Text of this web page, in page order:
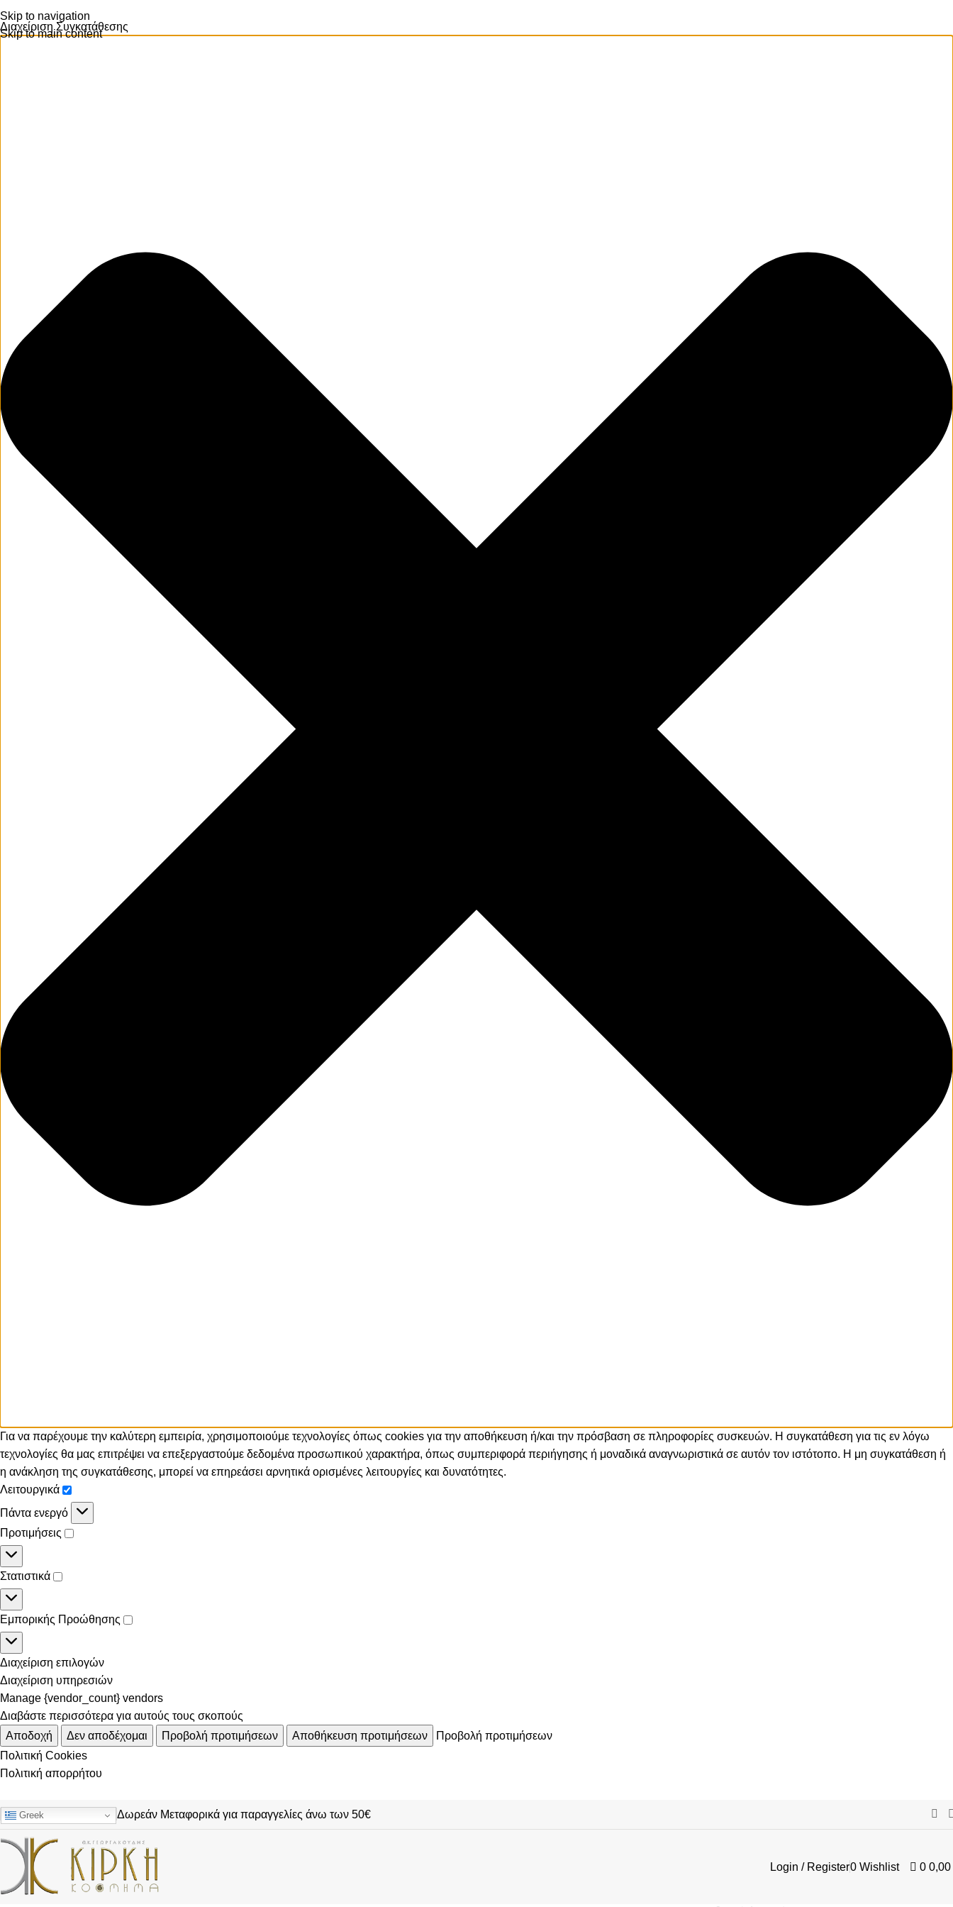
Διαχείριση Συγκατάθεσης
Για να παρέχουμε την καλύτερη εμπειρία, χρησιμοποιούμε τεχνολογίες όπως cookies για την αποθήκευση ή/και την πρόσβαση σε πληροφορίες συσκευών. Η συγκατάθεση για τις εν λόγω
τεχνολογίες θα μας επιτρέψει να επεξεργαστούμε δεδομένα προσωπικού χαρακτήρα, όπως συμπεριφορά περιήγησης ή μοναδικά αναγνωριστικά σε αυτόν τον ιστότοπο. Η μη συγκατάθεση ή
η ανάκληση της συγκατάθεσης, μπορεί να επηρεάσει αρνητικά ορισμένες λειτουργίες και δυνατότητες.
Λειτουργικά
Πάντα ενεργό
Προτιμήσεις
Στατιστικά
Εμπορικής Προώθησης
Διαχείριση επιλογών
Διαχείριση υπηρεσιών
Manage {vendor_count} vendors
Διαβάστε περισσότερα για αυτούς τους σκοπούς
Αποδοχή
Δεν αποδέχομαι Προβολή προτιμήσεων Αποθήκευση προτιμήσεων
Προβολή προτιμήσεων
Πολιτική Cookies
Πολιτική απορρήτου
Skip to navigation
Skip to main content
Greek Δωρεάν Μεταφορικά για παραγγελίες άνω των 50€
Login / Register0 Wishlist 0 0,00